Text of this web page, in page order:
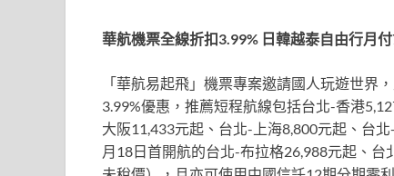
華航機票全線折扣3.99% 日韓越泰自由行月
「華航易起飛」機票專案邀請國人玩遊世界
3.99%優惠，推薦短程航線包括台北-香港
大阪11,433元起、台北-上海8,800元起、台
月18日首開航的台北-布拉格26,988元起、